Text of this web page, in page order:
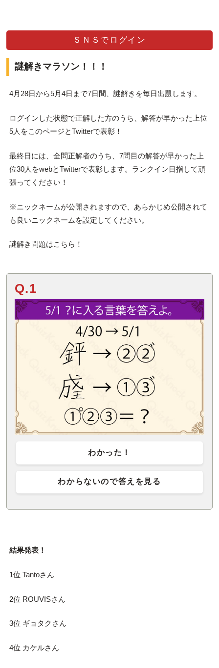
ＳＮＳでログイン
謎解きマラソン！！！
4月28日から5月4日まで7日間、謎解きを毎日出題します。
ログインした状態で正解した方のうち、解答が早かった上位
5人をこのページとTwitterで表彰！
最終日には、全問正解者のうち、7問目の解答が早かった上
位30人をwebとTwitterで表彰します。ランクイン目指して頑
張ってください！
※ニックネームが公開されますので、あらかじめ公開されて
も良いニックネームを設定してください。
謎解き問題はこちら！
Q.1
わかった！
わからないので答えを見る
結果発表！
1位 Tantoさん
2位 ROUVISさん
3位 ギョタクさん
4位 カケルさん